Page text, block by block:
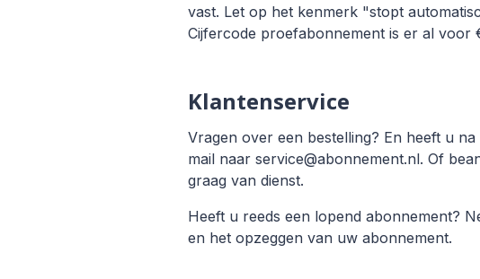
vast. Let op het kenmerk "stopt
Cijfercode proefabonnement is er al voor
Klantenservice
Vragen over een bestelling? En heeft u
mail naar service@abonnement.nl. Of
graag van dienst.
Heeft u reeds een lopend abonnement?
en het opzeggen van uw abonnement.